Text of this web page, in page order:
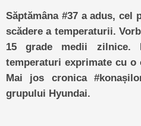
Săptămâna #37 a adus,
scădere a temperaturii.
15 grade medii zilnice.
temperaturi exprimate cu o
Mai jos cronica
grupului Hyundai.